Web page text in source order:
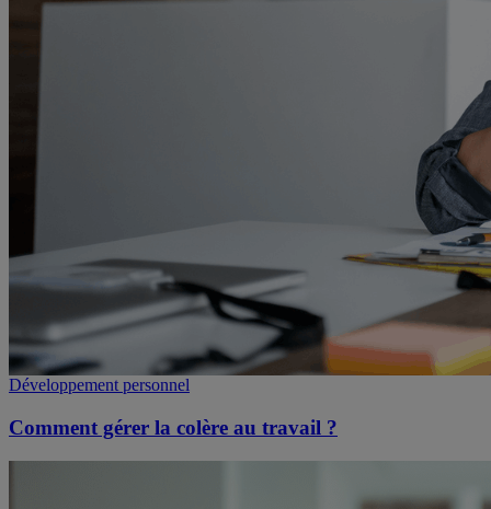
Développement personnel
Comment gérer la colère au travail ?